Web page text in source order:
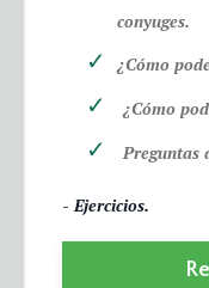
conyuges.
¿Cómo
¿Cómo
Preguntas
- Ejercicios.